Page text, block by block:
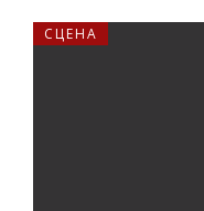
СЦЕНА